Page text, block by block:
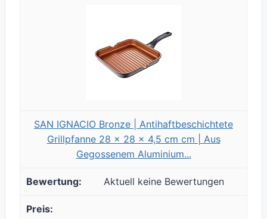
SAN IGNACIO Bronze | Antihaftbeschichtete
Grillpfanne 28 x 28 x 4,5 cm cm | Aus
Gegossenem Aluminium...
Aktuell keine Bewertungen